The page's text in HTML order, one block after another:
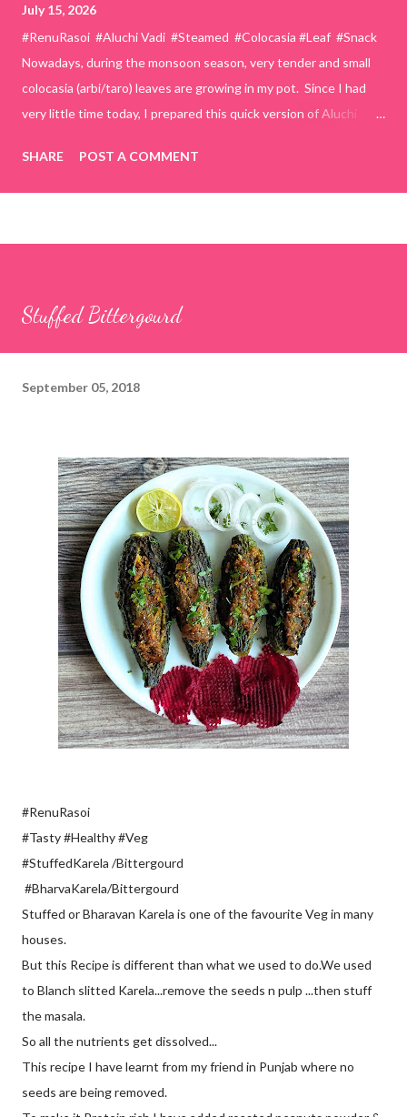
July 15, 2026
#RenuRasoi #Aluchi Vadi #Steamed #Colocasia #Leaf #Snack
Nowadays, during the monsoon season, very tender and small
colocasia (arbi/taro) leaves are growing in my pot. Since I had
very little time today, I prepared this quick version of Aluchi
easier and faster to make. Ingredients (1 cup = 150 ml) *Washed
& finely chopped colocasia (taro) leaves, – 2 cups *Tamarind – a
cup *Red chilli powder – 3 teaspoons *Salt – 1½ teaspoons
*White sesame seeds – 1 tablespoon Method 1. Clean the
the chopped colocasia leaves, gram flour, rice flour, red chilli
SHARE POST A COMMENT
Stuffed Bittergourd
September 05, 2018
#RenuRasoi
#Tasty #Healthy #Veg
#StuffedKarela /Bittergourd
#BharvaKarela/Bittergourd
Stuffed or Bharavan Karela is one of the favourite Veg in many
houses.
But this Recipe is different than what we used to do.We used
to Blanch slitted Karela...remove the seeds n pulp ...then stuff
the masala.
So all the nutrients get dissolved...
This recipe I have learnt from my friend in Punjab where no
seeds are being removed.